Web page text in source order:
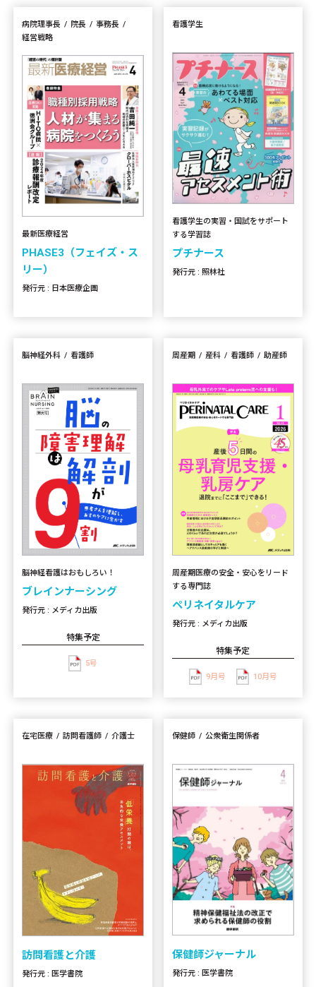
病院理事長 院長
事務長
経営戦略
最新医療経営
PHASE3（フェイズ・ス
リー）
発行元 : 日本医療企画
看護学生
看護学生の実習・国試をサポート
する学習誌
プチナース
発行元 : 照林社
脳神経外科 看護師
脳神経看護はおもしろい！
ブレインナーシング
発行元 : メディカ出版
特集予定
5号
周産期 産科 看護師 助産師
周産期医療の安全・安心をリード
する専門誌
ペリネイタルケア
発行元 : メディカ出版
特集予定
9月号 10月号
在宅医療 訪問看護師 介護士
訪問看護と介護
発行元 : 医学書院
保健師 公衆衛生関係者
保健師ジャーナル
発行元 : 医学書院